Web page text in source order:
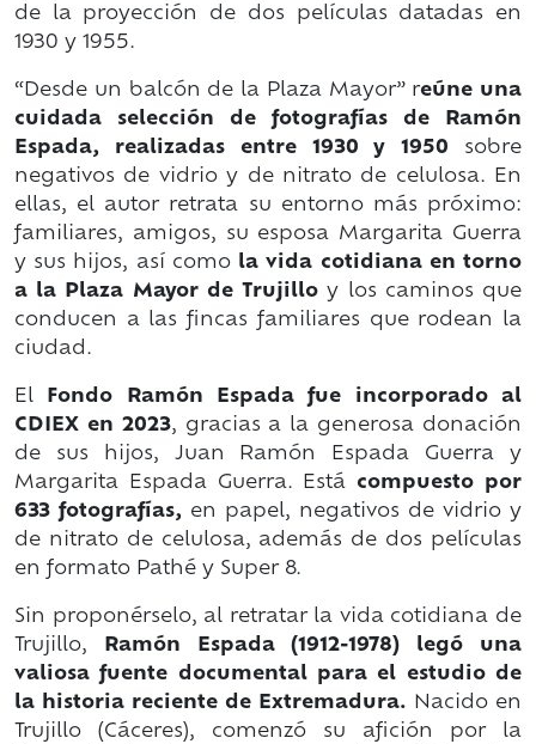
de la proyección de dos películas datadas en
1930 y 1955.
“Desde un balcón de la Plaza Mayor” reúne una
cuidada selección de fotografías de Ramón
Espada, realizadas entre 1930 y 1950 sobre
negativos de vidrio y de nitrato de celulosa. En
ellas, el autor retrata su entorno más próximo:
familiares, amigos, su esposa Margarita Guerra
y sus hijos, así como la vida cotidiana en torno
a la Plaza Mayor de Trujillo y los caminos que
conducen a las fincas familiares que rodean la
ciudad.
El Fondo Ramón Espada fue incorporado al
CDIEX en 2023, gracias a la generosa donación
de sus hijos, Juan Ramón Espada Guerra y
Margarita Espada Guerra. Está compuesto por
633 fotografías, en papel, negativos de vidrio y
de nitrato de celulosa, además de dos películas
en formato Pathé y Super 8.
Sin proponérselo, al retratar la vida cotidiana de
Trujillo, Ramón Espada (1912-1978) legó una
valiosa fuente documental para el estudio de
la historia reciente de Extremadura. Nacido en
Trujillo (Cáceres), comenzó su afición por la